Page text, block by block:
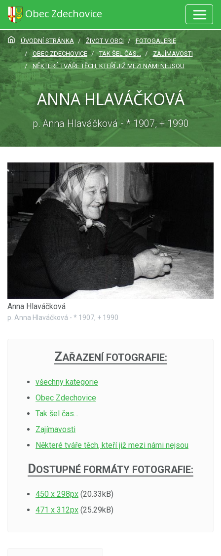
Obec Zdechovice
ÚVODNÍ STRÁNKA ŽIVOT V OBCI
FOTOGALERIE
OBEC ZDECHOVICE
TAK ŠEL ČAS...
ZAJÍMAVOSTI
NĚKTERÉ TVÁŘE TĚCH, KTEŘÍ JIŽ MEZI NÁMI NEJSOU
ANNA HLAVÁČKOVÁ
p. Anna Hlaváčková - * 1907, + 1990
Anna Hlaváčková
p. Anna Hlaváčková - * 1907, + 1990
ZAŘAZENÍ FOTOGRAFIE:
všechny kategorie
Obec Zdechovice
Tak šel čas...
Zajímavosti
Některé tváře těch, kteří již mezi námi nejsou
DOSTUPNÉ FORMÁTY FOTOGRAFIE:
450 x 298px (20.33kB)
471 x 312px (25.29kB)